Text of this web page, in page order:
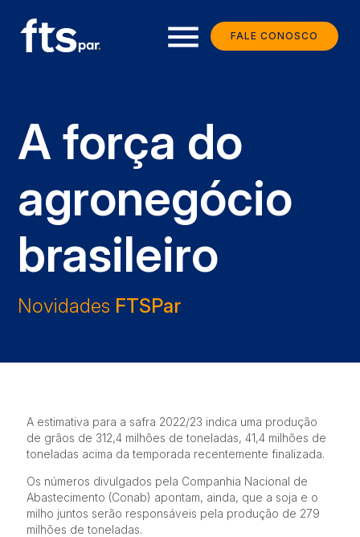
FALE CONOSCO
menu
A força do
agronegócio
brasileiro
Novidades FTSPar
A estimativa para a safra 2022/23 indica uma produção
de grãos de 312,4 milhões de toneladas, 41,4 milhões de
toneladas acima da temporada recentemente finalizada.
Os números divulgados pela Companhia Nacional de
Abastecimento (Conab) apontam, ainda, que a soja e o
milho juntos serão responsáveis pela produção de 279
milhões de toneladas.